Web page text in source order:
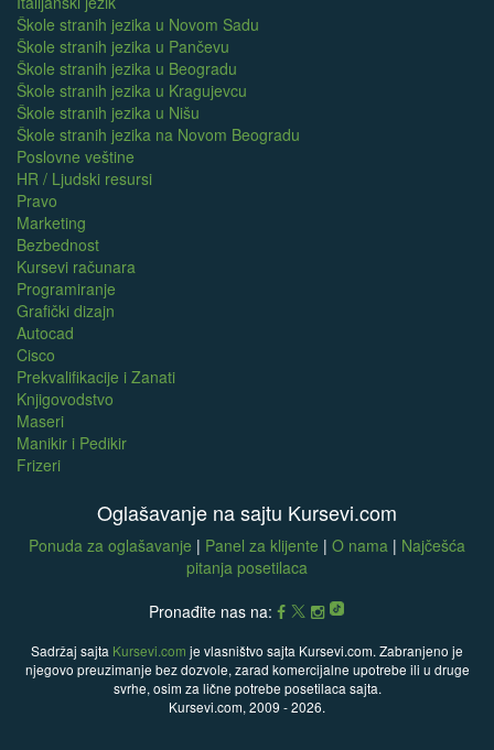
Škole stranih jezika u Novom Sadu
Škole stranih jezika u Pančevu
Škole stranih jezika u Beogradu
Škole stranih jezika u Kragujevcu
Škole stranih jezika u Nišu
Škole stranih jezika na Novom Beogradu
Poslovne veštine
HR / Ljudski resursi
Pravo
Marketing
Bezbednost
Kursevi računara
Programiranje
Grafički dizajn
Autocad
Cisco
Prekvalifikacije i Zanati
Knjigovodstvo
Maseri
Manikir i Pedikir
Frizeri
Oglašavanje na sajtu Kursevi.com
Ponuda za oglašavanje | Panel za klijente | O nama | Najčešća
pitanja posetilaca
Pronađite nas na:
Sadržaj sajta Kursevi.com je vlasništvo sajta Kursevi.com. Zabranjeno je
njegovo preuzimanje bez dozvole, zarad komercijalne upotrebe ili u druge
svrhe, osim za lične potrebe posetilaca sajta.
Kursevi.com, 2009 - 2026.